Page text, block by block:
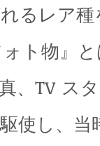
るレア
ト物』
、TV ス
使し、当